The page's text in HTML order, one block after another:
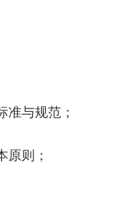
准与规范；
原则；